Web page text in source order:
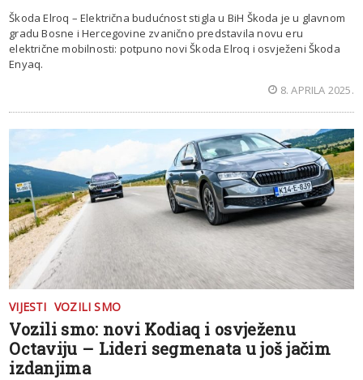
Škoda Elroq – Električna budućnost stigla u BiH Škoda je u glavnom
gradu Bosne i Hercegovine zvanično predstavila novu eru
električne mobilnosti: potpuno novi Škoda Elroq i osvježeni Škoda
Enyaq.
8. APRILA 2025.
VIJESTI VOZILI SMO
Vozili smo: novi Kodiaq i osvježenu
Octaviju – Lideri segmenata u još jačim
izdanjima